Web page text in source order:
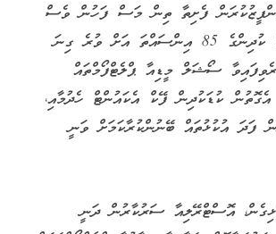
ފެށިތާ ތިން މަސް ފަހުން ވެސް
16 އަހަރުން ދަށުގެ ކުދިންގެ 85 އިންސައްތަ އަށް ވުރެ ގިނަ
ސޯޝަލް މީޑިއާ ޕްލެޓްފޯމްތައް
ކުޑަކުދިން ފޭކް އެކައުންޓް ހެދުމާއި،
ފަދަ އުކުޅުތައް ބޭނުންކުރާކަމަށް ވަނީ
އޮސްޓްރޭލިއާ ސަރުކާރުން ދަނީ